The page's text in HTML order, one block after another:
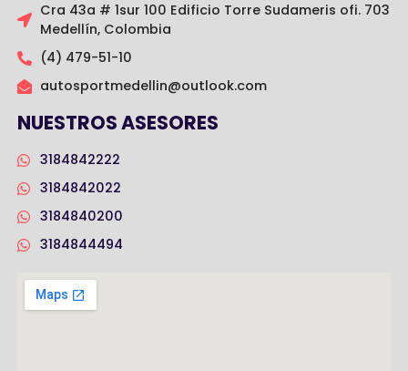
Cra 43a # 1sur 100 Edificio Torre Sudameris ofi. 703
Medellín, Colombia
(4) 479-51-10
autosportmedellin@outlook.com
NUESTROS ASESORES
3184842222
3184842022
3184840200
3184844494